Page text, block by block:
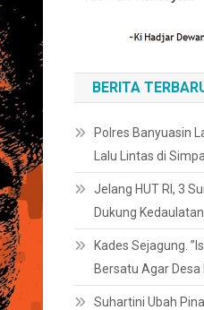
BERITA
Polres Banyuasin
Lalu Lintas di
Jelang HUT RI, 3
Dukung
Kades Sejagung.
Bersatu Agar Desa
Suhartini Ubah